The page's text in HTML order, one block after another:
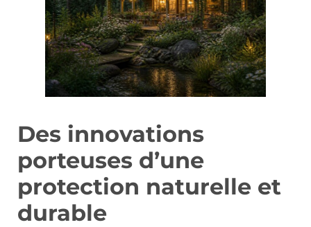
Des innovations
porteuses d’une
protection naturelle et
durable